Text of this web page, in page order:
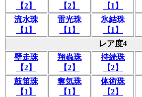
【2】
【2】
【1】
流水珠
【1】
雷光珠
【1】
氷結珠
【1】
レア度4
壁走珠
【2】
翔蟲珠
【2】
持続珠
【2】
鼓笛珠
【1】
奪気珠
【1】
体術珠
【2】